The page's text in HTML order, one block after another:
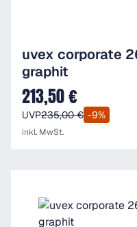
uvex corporate
graphit
Verkaufspreis:
213,50 €
UVP235,00 € -9%
inkl. MwSt.